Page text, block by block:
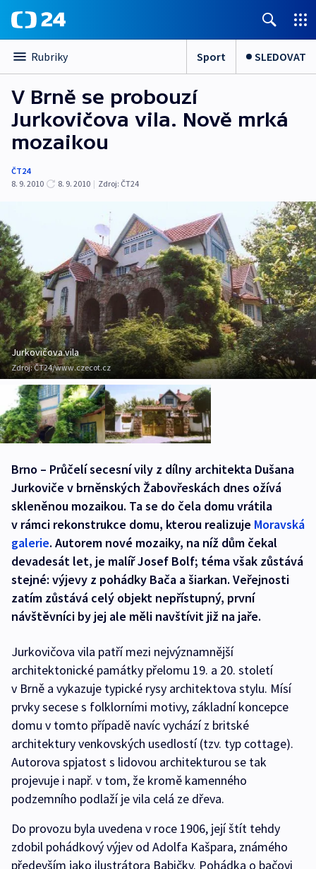
Rubriky Sport SLEDOVAT
V Brně se probouzí
Jurkovičova vila. Nově mrká
mozaikou
ČT24
8. 9. 2010
8. 9. 2010 | Zdroj: ČT24
Jurkovičova vila
Zdroj:ČT24/www.czecot.cz
Brno – Průčelí secesní vily z dílny architekta Dušana
Jurkoviče v brněnských Žabovřeskách dnes ožívá
skleněnou mozaikou. Ta se do čela domu vrátila
v rámci rekonstrukce domu, kterou realizuje Moravská
galerie. Autorem nové mozaiky, na níž dům čekal
devadesát let, je malíř Josef Bolf; téma však zůstává
stejné: výjevy z pohádky Bača a šiarkan. Veřejnosti
zatím zůstává celý objekt nepřístupný, první
návštěvníci by jej ale měli navštívit již na jaře.
Jurkovičova vila patří mezi nejvýznamnější
architektonické památky přelomu 19. a 20. století
v Brně a vykazuje typické rysy architektova stylu. Mísí
prvky secese s folklorními motivy, základní koncepce
domu v tomto případě navíc vychází z britské
architektury venkovských usedlostí (tzv. typ cottage).
Autorova spjatost s lidovou architekturou se tak
projevuje i např. v tom, že kromě kamenného
podzemního podlaží je vila celá ze dřeva.
Do provozu byla uvedena v roce 1906, její štít tehdy
zdobil pohádkový výjev od Adolfa Kašpara, známého
především jako ilustrátora Babičky. Pohádka o bačovi